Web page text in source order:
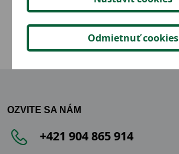
OZVITE SA NÁM
+421 904 865 914
Odmietnuť cookies